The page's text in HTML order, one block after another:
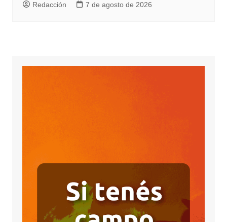
Redacción 7 de agosto de 2026